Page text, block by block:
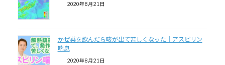
2020年8月21日
かぜ薬を飲んだら咳が出て苦しくなった｜アスピリン
喘息
2020年8月21日